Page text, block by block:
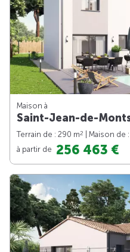
Maison à
Saint-Jean-de-
Terrain de : 290 m2 | Maison de
à partir de 256 463 €